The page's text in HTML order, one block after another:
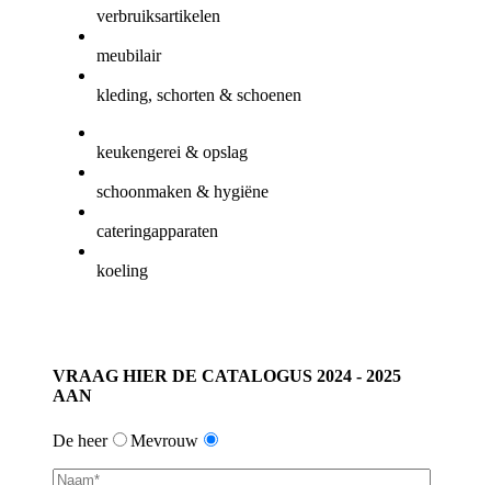
verbruiksartikelen
meubilair
kleding, schorten & schoenen
keukengerei & opslag
schoonmaken & hygiëne
cateringapparaten
koeling
VRAAG HIER DE CATALOGUS 2024 - 2025
AAN
De heer Mevrouw